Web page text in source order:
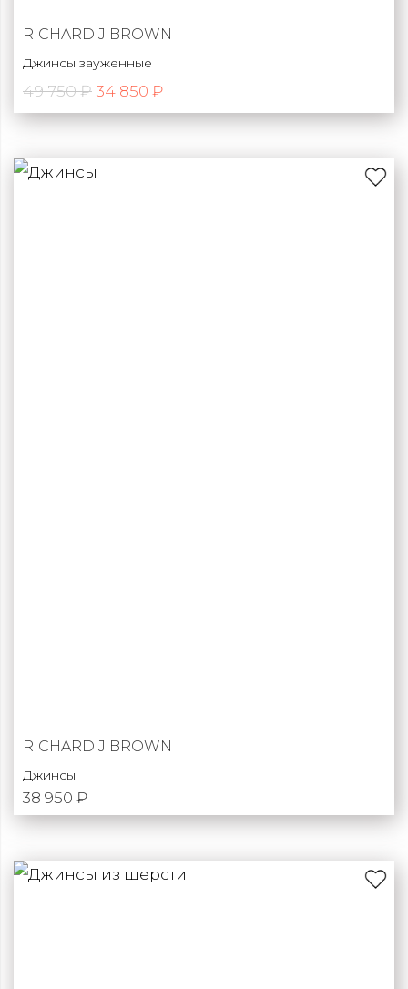
RICHARD J BROWN
Джинсы зауженные
49 750 ₽ 34 850 ₽
RICHARD J BROWN
Джинсы
38 950 ₽